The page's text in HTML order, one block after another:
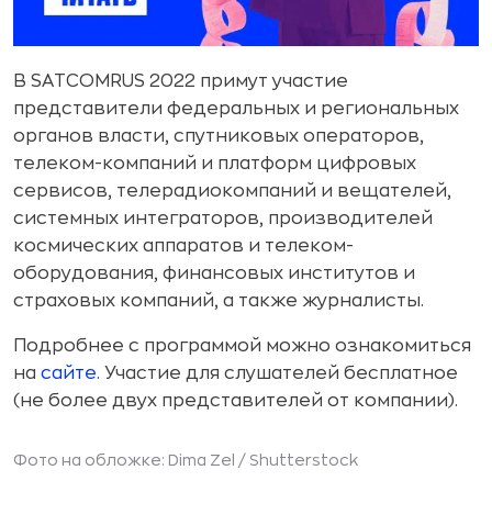
В SATCOMRUS 2022 примут участие
представители федеральных и региональных
органов власти, спутниковых операторов,
телеком-компаний и платформ цифровых
сервисов, телерадиокомпаний и вещателей,
системных интеграторов, производителей
космических аппаратов и телеком-
оборудования, финансовых институтов и
страховых компаний, а также журналисты.
Подробнее с программой можно ознакомиться
на сайте. Участие для слушателей бесплатное
(не более двух представителей от компании).
Фото на обложке: Dima Zel / Shutterstock